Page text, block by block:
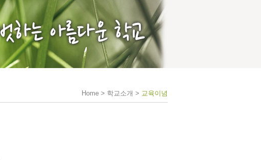
Home > 학교소개 > 교육이념